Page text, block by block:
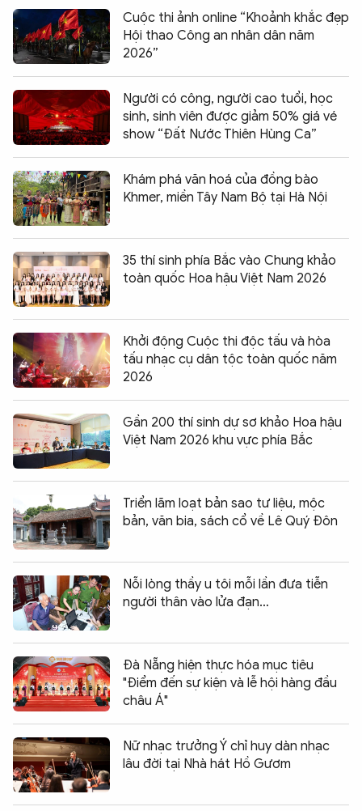
Cuộc thi ảnh online “Khoảnh khắc đẹp
Hội thao Công an nhân dân năm
2026”
Người có công, người cao tuổi, học
sinh, sinh viên được giảm 50% giá vé
show “Đất Nước Thiên Hùng Ca”
Khám phá văn hoá của đồng bào
Khmer, miền Tây Nam Bộ tại Hà Nội
35 thí sinh phía Bắc vào Chung khảo
toàn quốc Hoa hậu Việt Nam 2026
Khởi động Cuộc thi độc tấu và hòa
tấu nhạc cụ dân tộc toàn quốc năm
2026
Gần 200 thí sinh dự sơ khảo Hoa hậu
Việt Nam 2026 khu vực phía Bắc
Triển lãm loạt bản sao tư liệu, mộc
bản, văn bia, sách cổ về Lê Quý Đôn
Nỗi lòng thầy u tôi mỗi lần đưa tiễn
người thân vào lửa đạn…
Đà Nẵng hiện thực hóa mục tiêu
"Điểm đến sự kiện và lễ hội hàng đầu
châu Á"
Nữ nhạc trưởng Ý chỉ huy dàn nhạc
lâu đời tại Nhà hát Hồ Gươm